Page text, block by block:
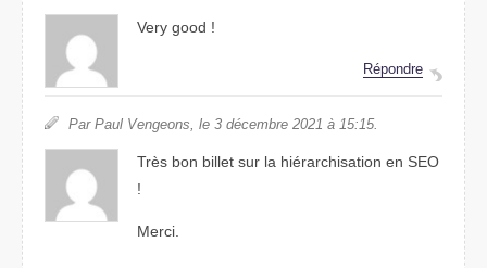
Very good !
Répondre
Par Paul Vengeons, le 3 décembre 2021 à 15:15.
Très bon billet sur la hiérarchisation en SEO
!
Merci.